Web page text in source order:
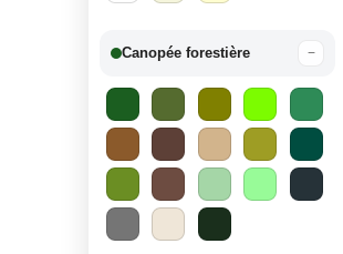
Canopée forestière −